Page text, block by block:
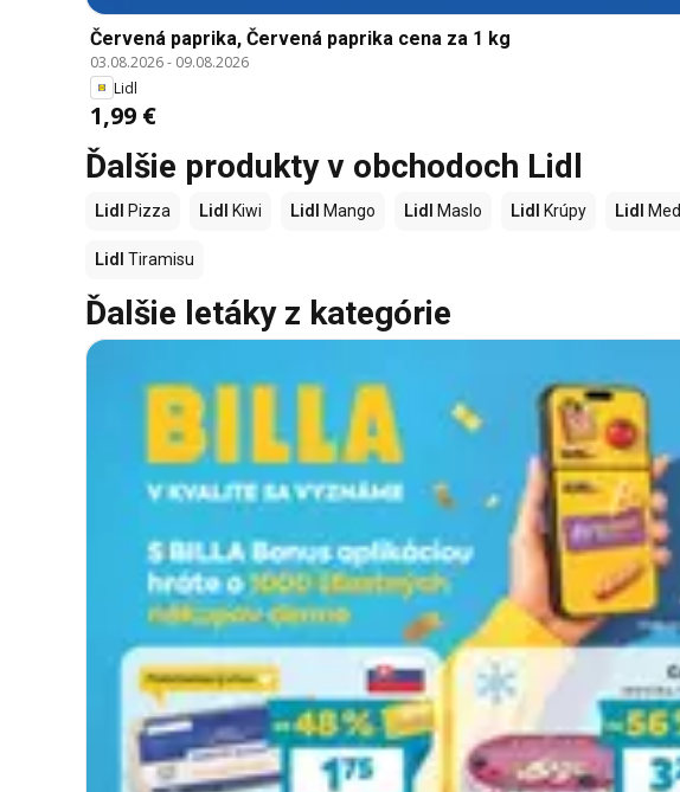
Červená paprika, Červená paprika cena za 1 kg
03.08.2026- 09.08.2026
Lidl
1,99 €
Ďalšie produkty v obchodoch Lidl
Lidl Pizza Lidl Kiwi Lidl Mango Lidl Maslo Lidl Krúpy Lidl Med
Lidl Tiramisu
Ďalšie letáky z kategórie